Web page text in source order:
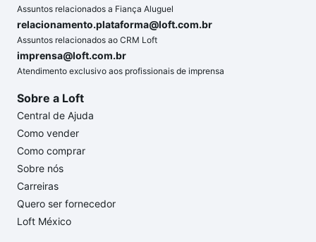
Assuntos relacionados a Fiança Aluguel
relacionamento.plataforma@loft.com.br
Assuntos relacionados ao CRM Loft
imprensa@loft.com.br
Atendimento exclusivo aos profissionais de imprensa
Sobre a Loft
Central de Ajuda
Como vender
Como comprar
Sobre nós
Carreiras
Quero ser fornecedor
Loft México